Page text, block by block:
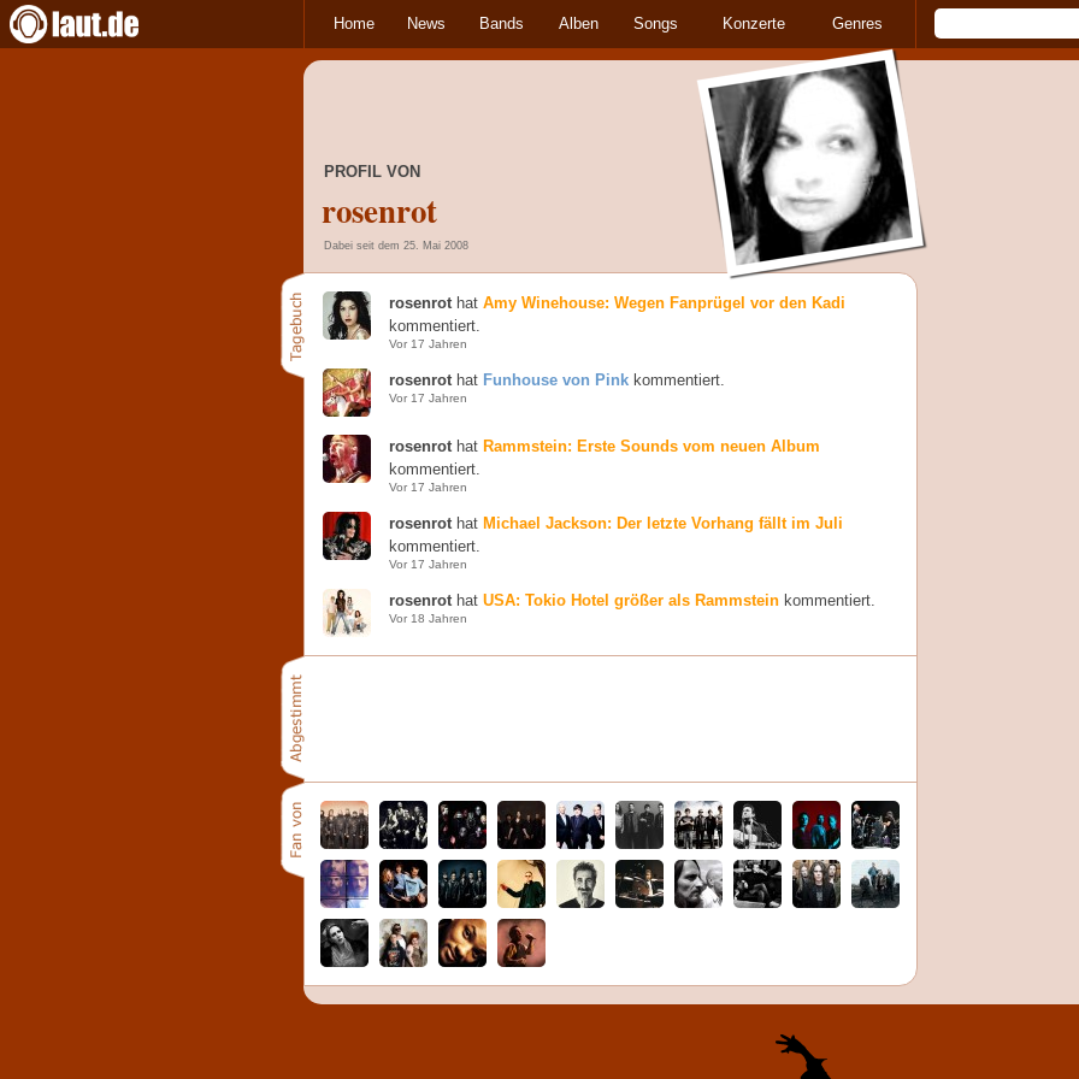
Home News Bands Alben Songs Konzerte Genres
PROFIL VON
rosenrot
Dabei seit dem 25. Mai 2008
rosenrothat Amy Winehouse: Wegen Fanprügel vor den Kadi
kommentiert.
Vor 17 Jahren
rosenrothat Funhouse von Pink kommentiert.
Vor 17 Jahren
rosenrothat Rammstein: Erste Sounds vom neuen Album
kommentiert.
Vor 17 Jahren
rosenrothat Michael Jackson: Der letzte Vorhang fällt im Juli
kommentiert.
Vor 17 Jahren
rosenrothat USA: Tokio Hotel größer als Rammstein kommentiert.
Vor 18 Jahren